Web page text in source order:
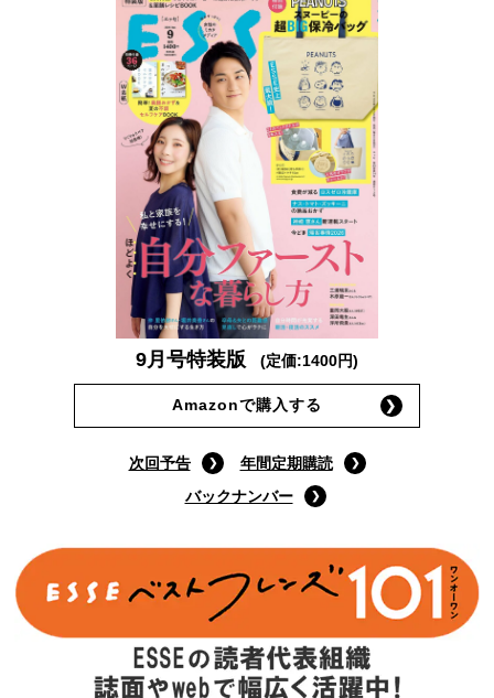
9月号特装版 (定価:1400円)
Amazonで購入する
次回予告
年間定期購読
バックナンバー